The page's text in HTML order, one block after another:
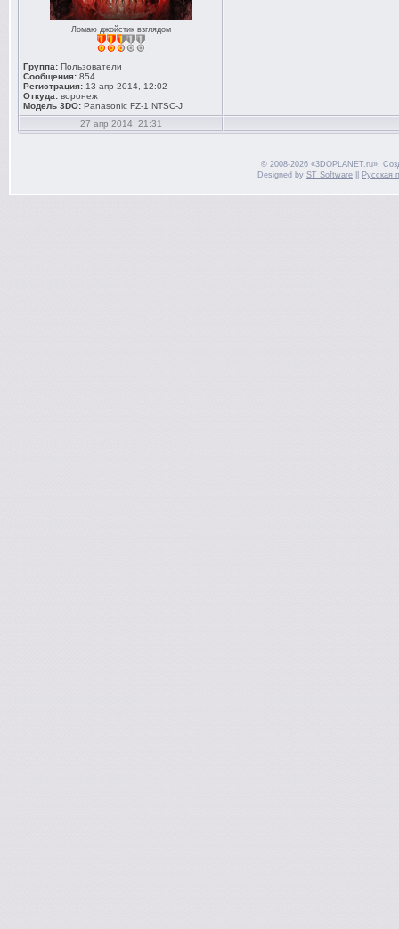
Ломаю джойстик взглядом
Группа: Пользователи
Сообщения: 854
Регистрация: 13 апр 2014, 12:02
Откуда: воронеж
Модель 3DO: Panasonic FZ-1 NTSC-J
27 апр 2014, 21:31
© 2008-2026 «3DOPLANET.ru».
Designed by ST Software Русская